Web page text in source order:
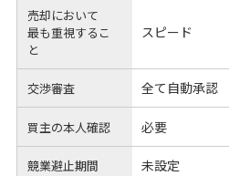
売却において
最も重視するこ
と
スピード
交渉審査 全て自動承認
買主の本人確認 必要
競業避止期間 未設定